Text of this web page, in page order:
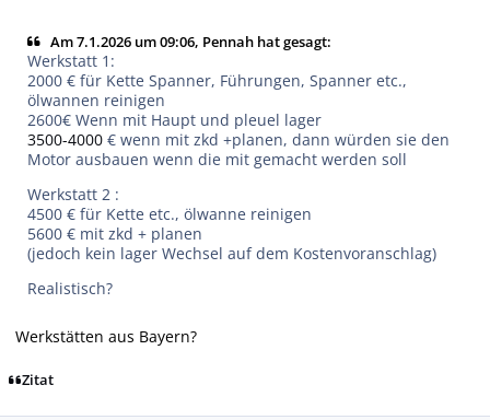
Am 7.1.2026 um 09:06, Pennah hat gesagt:
Werkstatt 1:
2000 € für Kette Spanner, Führungen, Spanner etc.,
ölwannen reinigen
2600€ Wenn mit Haupt und pleuel lager
3500-4000 € wenn mit zkd +planen, dann würden sie den
Motor ausbauen wenn die mit gemacht werden soll
Werkstatt 2 :
4500 € für Kette etc., ölwanne reinigen
5600 € mit zkd + planen
(jedoch kein lager Wechsel auf dem Kostenvoranschlag)
Realistisch?
Werkstätten aus Bayern?
Zitat